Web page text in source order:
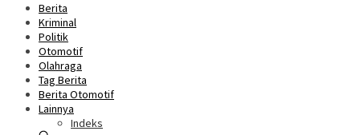
Berita
Kriminal
Politik
Otomotif
Olahraga
Tag Berita
Berita Otomotif
Lainnya
Indeks